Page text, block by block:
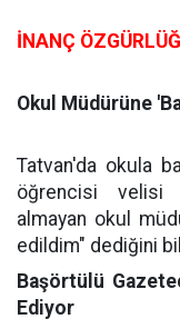
İNANÇ
Okul Müdürüne
Tatvan'da okula
öğrencisi velisi
almayan okul
edildim" dediğini
Başörtülü
Ediyor